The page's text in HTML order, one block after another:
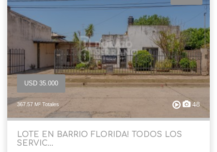
USD 35.000
367.57 M² Totales 48
LOTE EN BARRIO FLORIDA! TODOS LOS
SERVIC...